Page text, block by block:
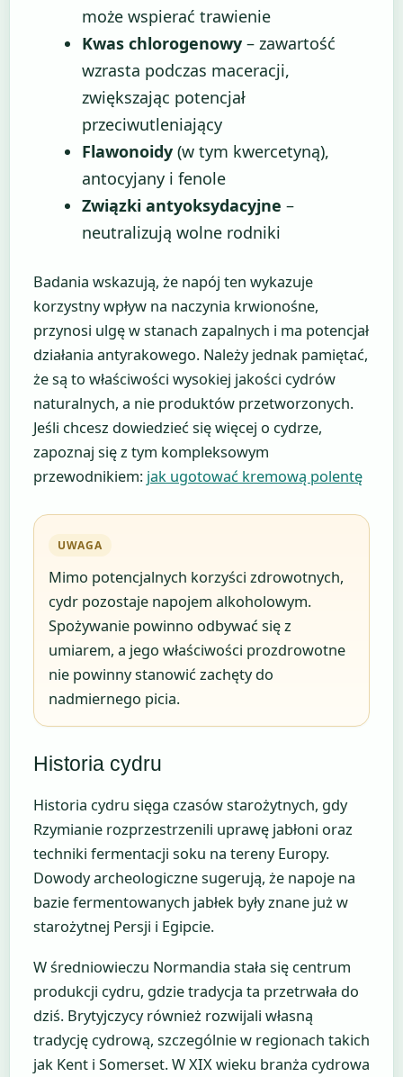
może wspierać trawienie
Kwas chlorogenowy – zawartość
wzrasta podczas maceracji,
zwiększając potencjał
przeciwutleniający
Flawonoidy (w tym kwercetyną),
antocyjany i fenole
Związki antyoksydacyjne –
neutralizują wolne rodniki
Badania wskazują, że napój ten wykazuje
korzystny wpływ na naczynia krwionośne,
przynosi ulgę w stanach zapalnych i ma potencjał
działania antyrakowego. Należy jednak pamiętać,
że są to właściwości wysokiej jakości cydrów
naturalnych, a nie produktów przetworzonych.
Jeśli chcesz dowiedzieć się więcej o cydrze,
zapoznaj się z tym kompleksowym
przewodnikiem: jak ugotować kremową polentę
UWAGA
Mimo potencjalnych korzyści zdrowotnych,
cydr pozostaje napojem alkoholowym.
Spożywanie powinno odbywać się z
umiarem, a jego właściwości prozdrowotne
nie powinny stanowić zachęty do
nadmiernego picia.
Historia cydru
Historia cydru sięga czasów starożytnych, gdy
Rzymianie rozprzestrzenili uprawę jabłoni oraz
techniki fermentacji soku na tereny Europy.
Dowody archeologiczne sugerują, że napoje na
bazie fermentowanych jabłek były znane już w
starożytnej Persji i Egipcie.
W średniowieczu Normandia stała się centrum
produkcji cydru, gdzie tradycja ta przetrwała do
dziś. Brytyjczycy również rozwijali własną
tradycję cydrową, szczególnie w regionach takich
jak Kent i Somerset. W XIX wieku branża cydrowa